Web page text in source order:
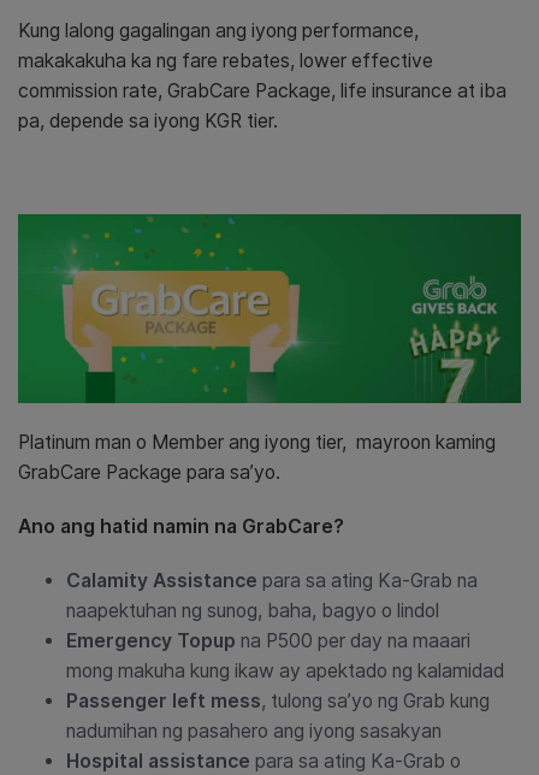
Kung lalong gagalingan ang iyong performance,
makakakuha ka ng fare rebates, lower effective
commission rate, GrabCare Package, life insurance at iba
pa, depende sa iyong KGR tier.
Platinum man o Member ang iyong tier, mayroon kaming
GrabCare Package para sa’yo.
Ano ang hatid namin na GrabCare?
Calamity Assistance para sa ating Ka-Grab na
naapektuhan ng sunog, baha, bagyo o lindol
Emergency Topup na P500 per day na maaari
mong makuha kung ikaw ay apektado ng kalamidad
Passenger left mess, tulong sa’yo ng Grab kung
nadumihan ng pasahero ang iyong sasakyan
Hospital assistance para sa ating Ka-Grab o